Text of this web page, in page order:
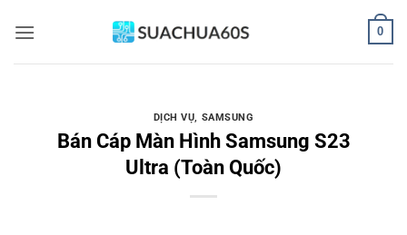
qua
0
DỊCH VỤ, SAMSUNG
Bán Cáp Màn Hình Samsung S23
Ultra (Toàn Quốc)